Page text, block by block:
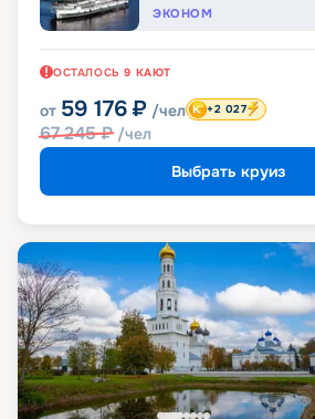
ЭКОНОМ
ОСТАЛОСЬ 9 КАЮТ
от 59 176 ₽ /чел
67 245₽ /чел
+2 027
Выбрать круиз